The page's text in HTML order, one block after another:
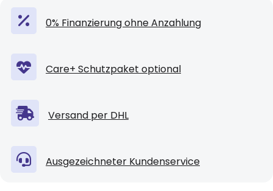
0% Finanzierung ohne Anzahlung
Care+ Schutzpaket optional
Versand per DHL
Ausgezeichneter Kundenservice